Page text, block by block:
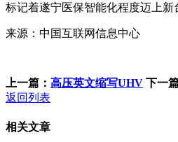
标记着遂宁医保智能化程度迈上新
来源：中国互联网信息中心
上一篇： 高压英文缩写UHV 下一
返回列表
相关文章